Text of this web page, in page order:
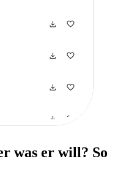
was er will? So